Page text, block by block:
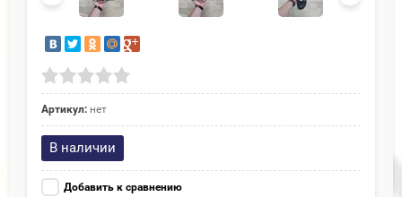
Артикул: нет
В наличии
Добавить к сравнению